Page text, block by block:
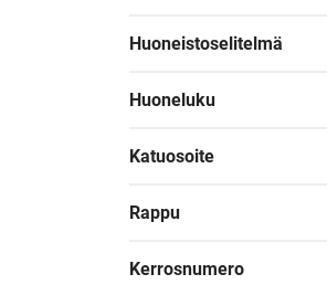
Huoneistoselitelmä
Huoneluku
Katuosoite
Rappu
Kerrosnumero